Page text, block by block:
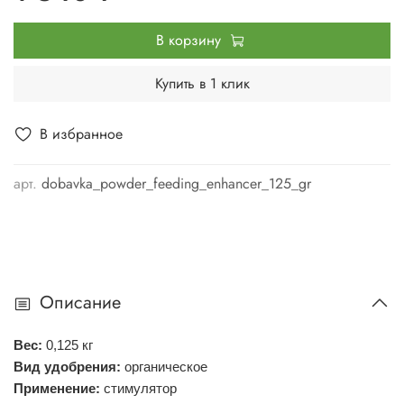
В избранное
арт. dobavka_powder_feeding_enhancer_125_gr
В корзину
Купить в 1 клик
Описание
Вес: 0,125 кг
Вид удобрения: органическое
Применение: стимулятор